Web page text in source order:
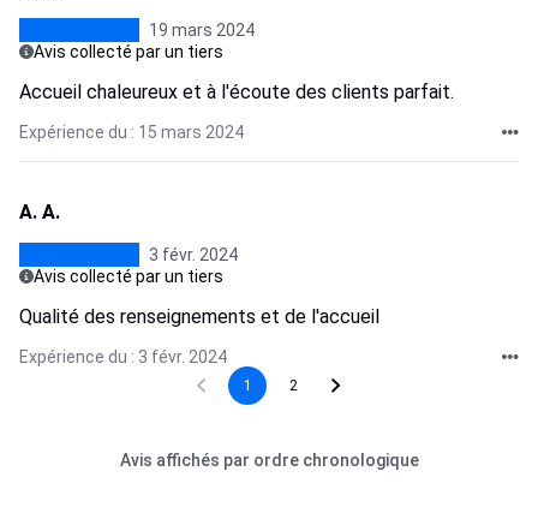
19 mars 2024
Avis collecté par un tiers
Accueil chaleureux et à l'écoute des clients parfait.
Expérience du : 15 mars 2024
A. A.
3 févr. 2024
Avis collecté par un tiers
Qualité des renseignements et de l'accueil
Expérience du : 3 févr. 2024
1 2
Avis affichés par ordre chronologique